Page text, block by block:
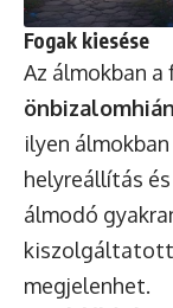
Fogak kiesése
Az álmokban a
ilyen
helyreállítás
álmodó
megjelenhet.